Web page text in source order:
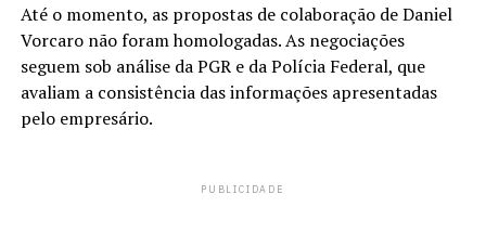
Até o momento, as propostas de colaboração de Daniel
Vorcaro não foram homologadas. As negociações
seguem sob análise da PGR e da Polícia Federal, que
avaliam a consistência das informações apresentadas
pelo empresário.
PUBLICIDADE